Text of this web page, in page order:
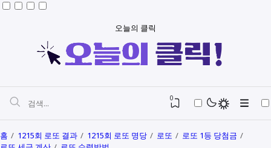
오늘의 클릭
0
홈 1215회 로또 결과 1215회 로또 명당 로또
로또 1등 당첨금